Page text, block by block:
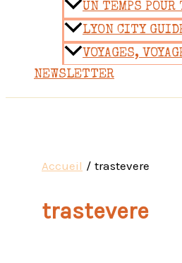
UN TEMPS POUR
LYON CITY
VOYAGES,
NEWSLETTER
Accueil trastevere
trastevere